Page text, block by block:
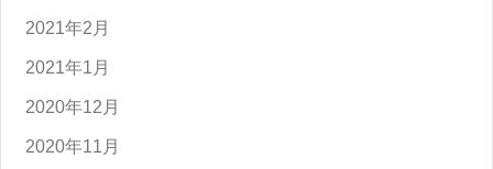
2021年2月
2021年1月
2020年12月
2020年11月